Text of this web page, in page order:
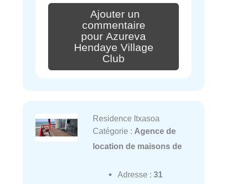
Ajouter un
commentaire
pour Azureva
Hendaye Village
Club
Residence Itxasoa
Catégorie : Agence de
location de maisons de
Adresse : 31